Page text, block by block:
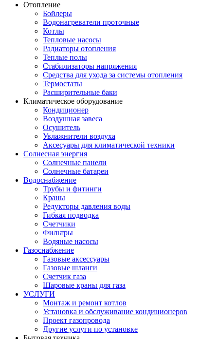
Отопление
Бойлеры
Водонагреватели проточные
Котлы
Тепловые насосы
Радиаторы отопления
Теплые полы
Стабилизаторы напряжения
Средства для ухода за системы отопления
Термостаты
Расширительные баки
Климатическое оборудование
Кондиционер
Воздушная завеса
Осушитель
Увлажнители воздуха
Аксесуары для климатической техники
Солнесная энергия
Cолнечные панели
Солнечные батареи
Водоснабжение
Трубы и фитинги
Краны
Редукторы давления воды
Гибкая подводка
Счетчики
Фильтры
Водяные насосы
Газоснабжение
Газовые аксессуары
Газовые шланги
Счетчик газа
Шаровые краны для газа
УСЛУГИ
Монтаж и ремонт котлов
Установка и обслуживание кондиционеров
Проект газопровода
Другие услуги по установке